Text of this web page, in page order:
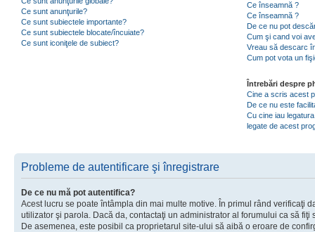
Ce sunt anunţurile?
Ce sunt subiectele importante?
Ce sunt subiectele blocate/încuiate?
Ce sunt iconiţele de subiect?
Ce înseamnă ?
Ce înseamnă ?
De ce nu pot
Cum şi cand voi
Vreau să descarc
Cum pot vota un
Întrebări despre
Cine a scris acest
De ce nu este
Cu cine iau
legate de acest
Probleme de autentificare şi înregistrare
De ce nu mă pot autentifica?
Acest lucru se poate întâmpla din mai multe motive. În primul rând verificaţi
utilizator şi parola. Dacă da, contactaţi un administrator al forumului ca să fiţi
De asemenea, este posibil ca proprietarul site-ului să aibă o eroare de